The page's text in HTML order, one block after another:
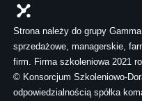
Strona należy do grupy
sprzedażowe, managerskie,
firm. Firma szkoleniowa 2021
© Konsorcjum Szkoleniowo-
odpowiedzialnością spółka